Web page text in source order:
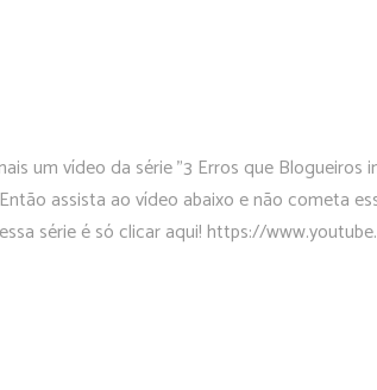
um vídeo da série "3 Erros que Blogueiros
assista ao vídeo abaixo e não cometa
série é só clicar aqui! https://